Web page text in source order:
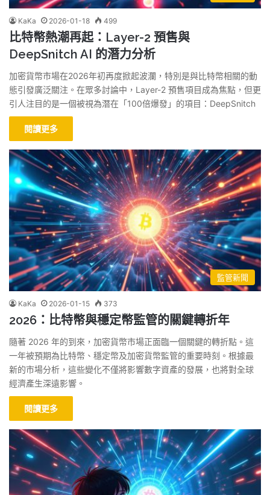
KaKa 2026-01-18 499
比特幣熱潮再起：Layer-2 預售與
DeepSnitch AI 的潛力分析
加密貨幣市場在2026年初再度掀起波瀾，特別是與比特幣相關的動
態引發廣泛關注。在眾多討論中，Layer-2 預售項目成為焦點，但更
引人注目的是一個被視為潛在「100倍爆發」的項目：DeepSnitch
閱讀更多
監管新聞
KaKa 2026-01-15 373
2026：比特幣與穩定幣監管的關鍵轉折年
隨著 2026 年的到來，加密貨幣市場正面臨一個關鍵的轉折點。這
一年被預期為比特幣、穩定幣及加密貨幣監管的重要時刻。根據最
新的市場分析，這些變化不僅將影響數字資產的發展，也將對全球
經濟產生深遠影響。
閱讀更多